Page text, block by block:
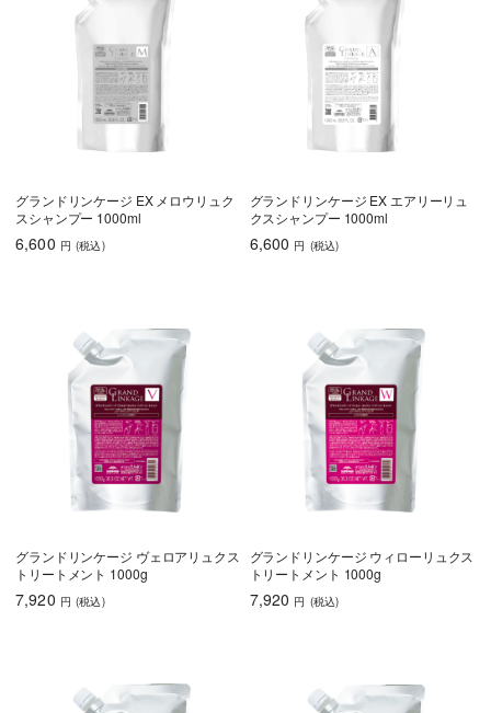
グランドリンケージ EX メロウリュク
スシャンプー 1000ml
6,600 円 (税込)
グランドリンケージ EX エアリーリュ
クスシャンプー 1000ml
6,600 円 (税込)
グランドリンケージ ヴェロアリュクス
トリートメント 1000g
7,920 円 (税込)
グランドリンケージ ウィローリュクス
トリートメント 1000g
7,920 円 (税込)